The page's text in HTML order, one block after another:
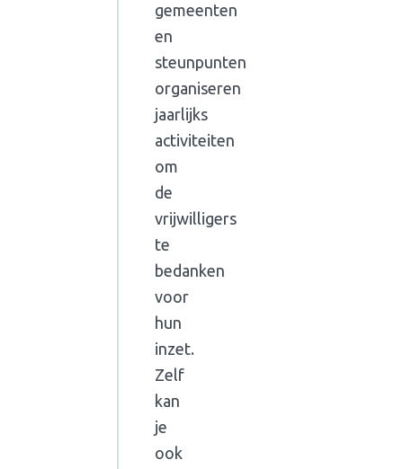
gemeenten
en
steunpunten
organiseren
jaarlijks
activiteiten
om
de
vrijwilligers
te
bedanken
voor
hun
inzet.
Zelf
kan
je
ook